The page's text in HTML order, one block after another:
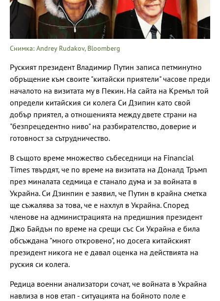
Снимка: Andrey Rudakov, Bloomberg
Руският президент Владимир Путин записа петминутно
обръщение към своите "китайски приятели" часове преди
началото на визитата му в Пекин. На сайта на Кремъл той
определи китайския си колега Си Дзипин като свой
добър приятел, а отношенията между двете страни на
"безпрецедентно ниво" на разбирателство, доверие и
готовност за сътрудничество.
В същото време множество събеседници на Financial
Times твърдят, че по време на визитата на Доналд Тръмп
през миналата седмица е станало дума и за войната в
Украйна. Си Дзинпин е заявил, че Путин в крайна сметка
ще съжалява за това, че е нахлул в Украйна. Според
членове на администрацията на предишния президент
Джо Байдън по време на срещи със Си Украйна е била
обсъждана "много откровено", но досега китайският
президент никога не е давал оценка на действията на
руския си колега.
Редица военни анализатори сочат, че войната в Украйна
навлиза в нов етап - ситуацията на бойното поле е